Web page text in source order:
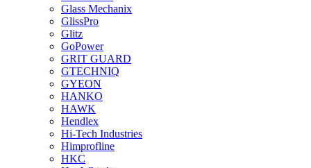
Glass Mechanix
GlissPro
Glitz
GoPower
GRIT GUARD
GTECHNIQ
GYEON
HANKO
HAWK
Hendlex
Hi-Tech Industries
Himprofline
HKC